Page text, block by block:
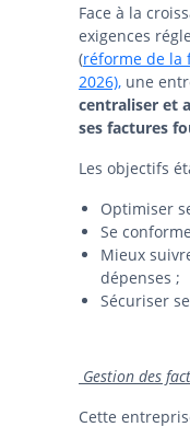
Face à la
exigences
(réforme de la
2026), une
centraliser et
ses factures
Les objectifs
Optimiser
Se
Mieux
dépenses ;
Sécuriser
Gestion des
Cette